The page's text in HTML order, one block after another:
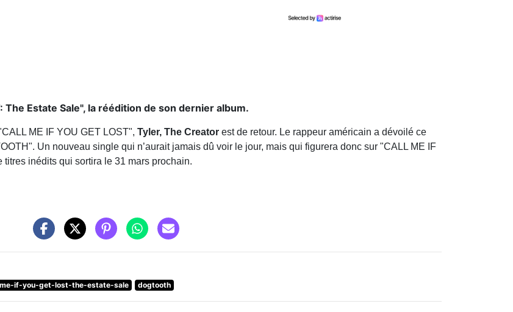
The Estate Sale", la réédition de son dernier album.
ME IF YOU GET LOST", Tyler, The Creator est de retour. Le rappeur américain a dévoilé ce
Un nouveau single qui n’aurait jamais dû voir le jour, mais qui figurera donc sur "CALL ME IF
inédits qui sortira le 31 mars prochain.
if-you-get-lost-the-estate-sale dogtooth